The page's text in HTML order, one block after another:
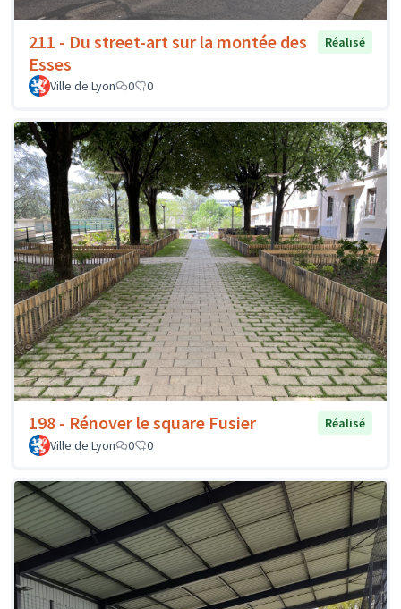
211 - Du street-art sur la montée des
Esses
Réalisé
Ville de Lyon 0 0
198 - Rénover le square Fusier
Réalisé
Ville de Lyon
0 0